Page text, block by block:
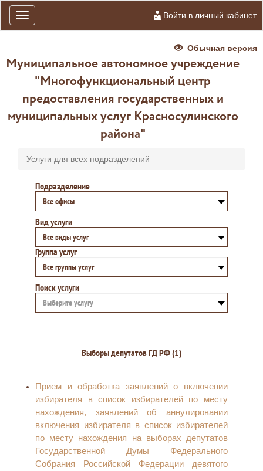
Toggle
navigation
Войти в личный кабинет
Обычная версия
Муниципальное автономное учреждение
"Многофункциональный центр
предоставления государственных и
муниципальных услуг Красносулинского
района"
Услуги для всех подразделений
Подразделение
Все офисы
Вид услуги
Все виды услуг
Группа услуг
Все группы услуг
Поиск услуги
Выберите услугу
Выборы депутатов ГД РФ (1)
Прием и обработка заявлений о включении
избирателя в список избирателей по месту
нахождения, заявлений об аннулировании
включения избирателя в список избирателей
по месту нахождения на выборах депутатов
Государственной Думы Федерального
Собрания Российской Федерации девятого